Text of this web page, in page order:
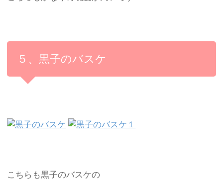
５、黒子のバスケ
こちらも黒子のバスケの